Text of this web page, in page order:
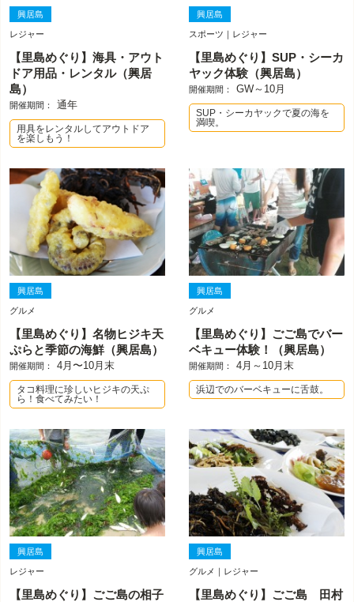
興居島
レジャー
【里島めぐり】海具・アウト
ドア用品・レンタル（興居
島）
開催期間： 通年
用具をレンタルしてアウトドア
を楽しもう！
興居島
スポーツ｜レジャー
【里島めぐり】SUP・シーカ
ヤック体験（興居島）
開催期間： GW～10月
SUP・シーカヤックで夏の海を
満喫。
興居島
グルメ
【里島めぐり】名物ヒジキ天
ぷらと季節の海鮮（興居島）
開催期間： 4月〜10月末
タコ料理に珍しいヒジキの天ぷ
ら！食べてみたい！
興居島
グルメ
【里島めぐり】ごご島でバー
ベキュー体験！（興居島）
開催期間： 4月～10月末
浜辺でのバーベキューに舌鼓。
興居島
レジャー
【里島めぐり】ごご島の相子
興居島
グルメ｜レジャー
【里島めぐり】ごご島 田村